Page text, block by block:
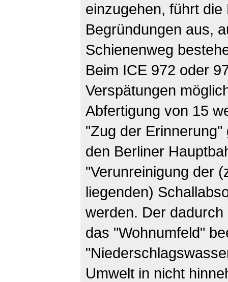
einzugehen, führt die
Begründungen aus,
Schienenweg
Beim ICE 972 oder
Verspätungen
Abfertigung von 15
"Zug der
den Berliner
"Verunreinigung der
liegenden)
werden. Der
das "Wohnumfeld"
Umwelt in nicht